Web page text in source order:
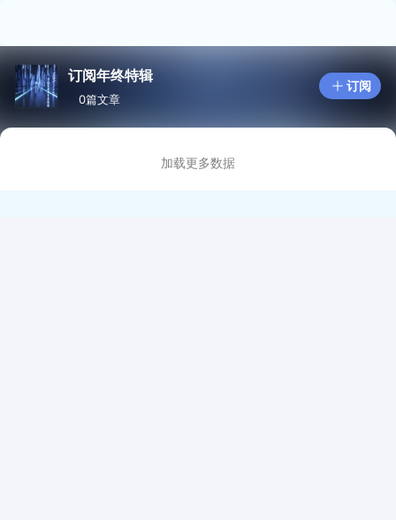
订阅年终特辑
0篇文章
订阅
加载更多数据